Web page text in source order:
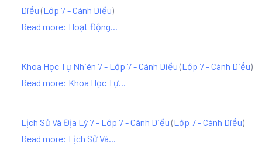
Diều (Lớp 7 - Cánh Diều)
Read more: Hoạt Động...
Khoa Học Tự Nhiên 7 - Lớp 7 - Cánh Diều (Lớp 7 - Cánh Diều)
Read more: Khoa Học Tự...
Lịch Sử Và Địa Lý 7 - Lớp 7 - Cánh Diều (Lớp 7 - Cánh Diều)
Read more: Lịch Sử Và...